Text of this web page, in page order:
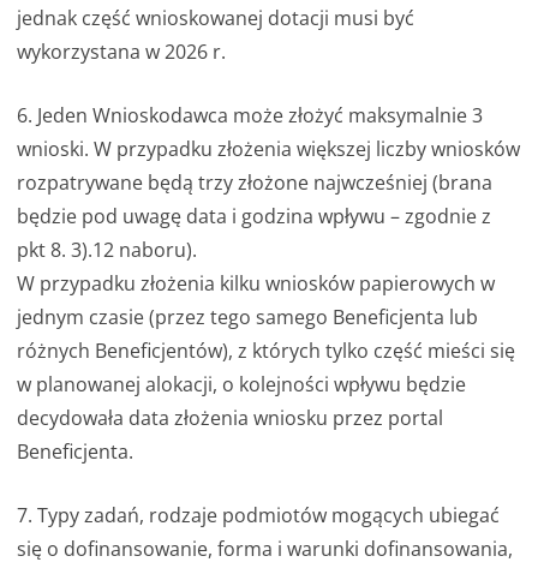
jednak część wnioskowanej dotacji musi być
wykorzystana w 2026 r.
6. Jeden Wnioskodawca może złożyć maksymalnie 3
wnioski. W przypadku złożenia większej liczby wniosków
rozpatrywane będą trzy złożone najwcześniej (brana
będzie pod uwagę data i godzina wpływu – zgodnie z
pkt 8. 3).12 naboru).
W przypadku złożenia kilku wniosków papierowych w
jednym czasie (przez tego samego Beneficjenta lub
różnych Beneficjentów), z których tylko część mieści się
w planowanej alokacji, o kolejności wpływu będzie
decydowała data złożenia wniosku przez portal
Beneficjenta.
7. Typy zadań, rodzaje podmiotów mogących ubiegać
się o dofinansowanie, forma i warunki dofinansowania,